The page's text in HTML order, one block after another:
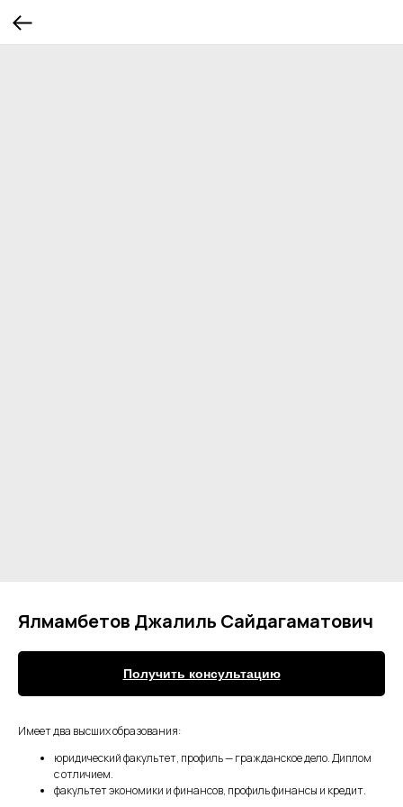
Ялмамбетов Джалиль Сайдагаматович
Получить консультацию
Имеет два высших образования:
юридический факультет, профиль — гражданское дело. Диплом
с отличием.
факультет экономики и финансов, профиль финансы и кредит.